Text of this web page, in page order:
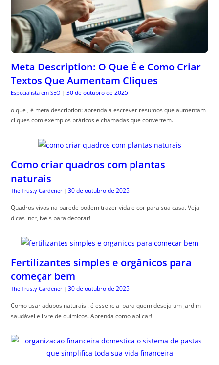
Meta Description: O Que É e Como Criar
Textos Que Aumentam Cliques
Especialista em SEO | 30 de outubro de 2025
o que , é meta description: aprenda a escrever resumos que aumentam
cliques com exemplos práticos e chamadas que convertem.
Como criar quadros com plantas
naturais
The Trusty Gardener | 30 de outubro de 2025
Quadros vivos na parede podem trazer vida e cor para sua casa. Veja
dicas incr, íveis para decorar!
Fertilizantes simples e orgânicos para
começar bem
The Trusty Gardener | 30 de outubro de 2025
Como usar adubos naturais , é essencial para quem deseja um jardim
saudável e livre de químicos. Aprenda como aplicar!